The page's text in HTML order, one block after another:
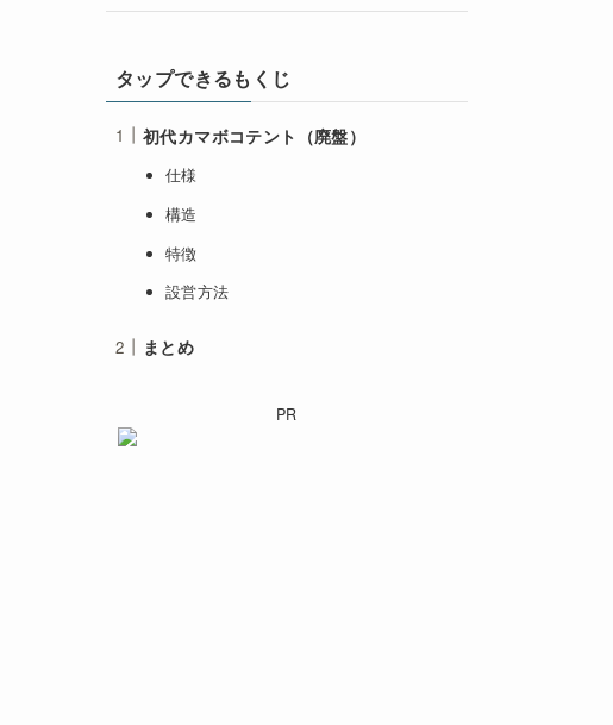
タップできるもくじ
初代カマボコテント（廃盤）
仕様
構造
特徴
設営方法
まとめ
PR